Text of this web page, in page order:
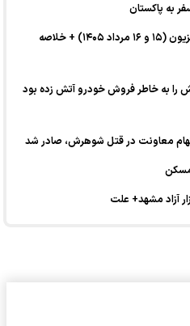
به پاکستان
فیلم‌های سینمایی آخر هفته تلویزیون (۱۵ و ۱۶ مرداد ۱۴۰۵) + خلاصه
به خاطر فروش خودرو آتش زده بود
معاونت در قتل شوهرش، صادر شد
مسکن